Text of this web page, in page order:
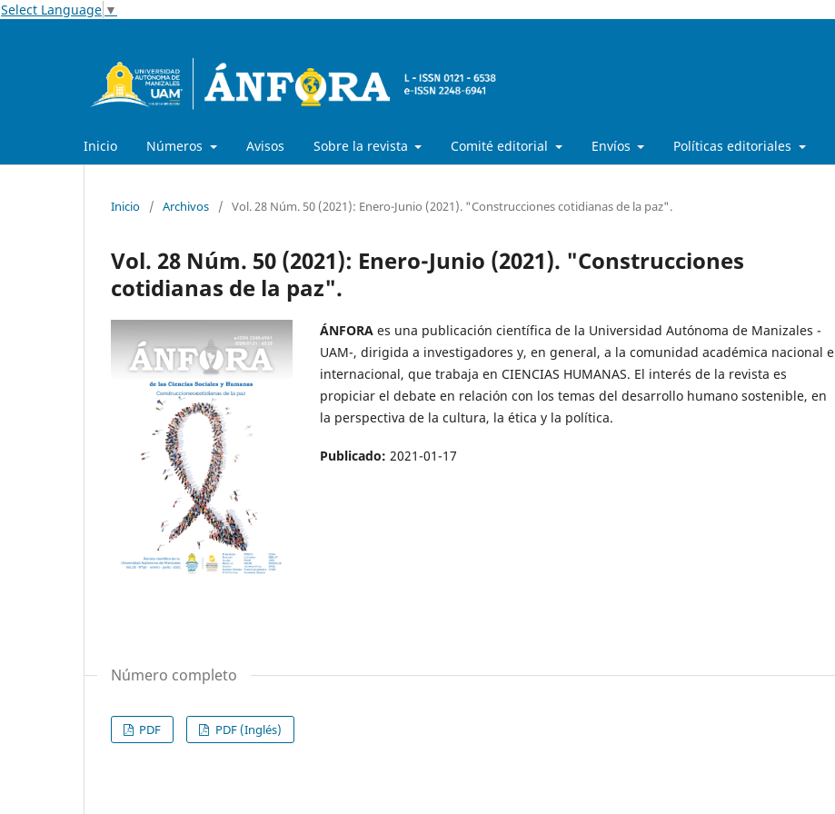
Select Language ▼
Inicio Números Avisos Sobre la revista Comité editorial Envíos Políticas editoriales
Inicio / Archivos / Vol. 28 Núm. 50 (2021): Enero-Junio (2021). "Construcciones cotidianas de la paz".
Vol. 28 Núm. 50 (2021): Enero-Junio (2021). "Construcciones
cotidianas de la paz".
ÁNFORA es una publicación científica de la Universidad Autónoma de Manizales -
UAM-, dirigida a investigadores y, en general, a la comunidad académica nacional e
internacional, que trabaja en CIENCIAS HUMANAS. El interés de la revista es
propiciar el debate en relación con los temas del desarrollo humano sostenible, en
la perspectiva de la cultura, la ética y la política.
Publicado: 2021-01-17
Número completo
PDF PDF (Inglés)